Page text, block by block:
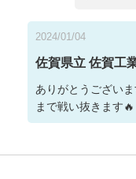
2024/01/04
佐賀県立 佐賀工
ありがとうござい
まで戦い抜きます🔥